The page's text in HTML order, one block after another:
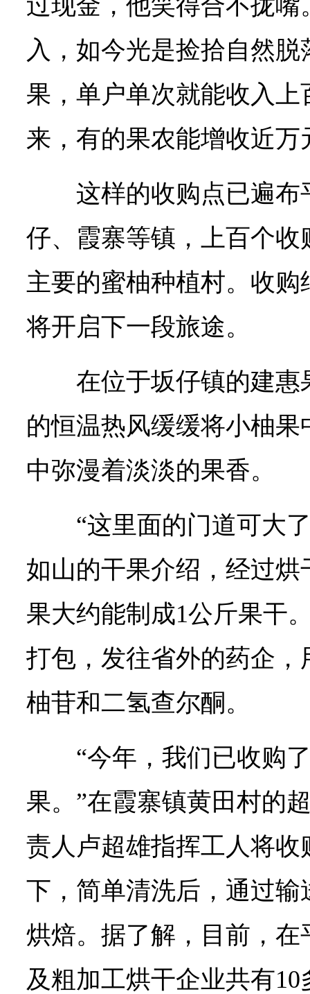
过现金，他笑得合不拢嘴
入，如今光是捡拾自然
果，单户单次就能收入
来，有的果农能增收近万
这样的收购点已遍
仔、霞寨等镇，上百个
主要的蜜柚种植村。收
将开启下一段旅途。
在位于坂仔镇的建
的恒温热风缓缓将小柚
中弥漫着淡淡的果香。
“这里面的门道可大
如山的干果介绍，经过烘
果大约能制成1公斤果干
打包，发往省外的药企
柚苷和二氢查尔酮。
“今年，我们已收购
果。”在霞寨镇黄田村的
责人卢超雄指挥工人将
下，简单清洗后，通过
烘焙。据了解，目前，
及粗加工烘干企业共有10